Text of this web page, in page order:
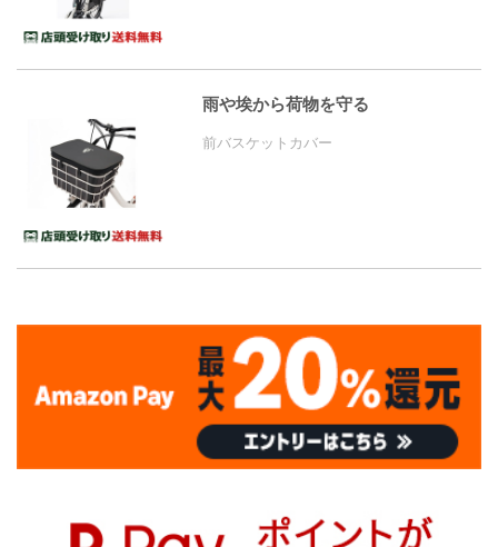
雨や埃から荷物を守る
前バスケットカバー